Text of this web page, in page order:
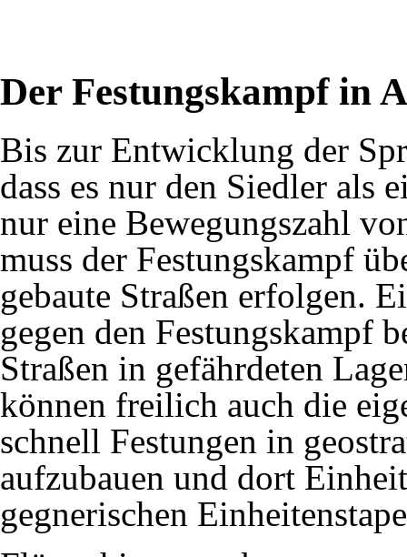
Der Festungskampf in
Bis zur Entwicklung der
dass es nur den Siedler als
nur eine Bewegungszahl
muss der Festungskampf
gebaute Straßen erfolgen.
gegen den Festungskampf
Straßen in gefährdeten
können freilich auch die
schnell Festungen in
aufzubauen und dort
gegnerischen